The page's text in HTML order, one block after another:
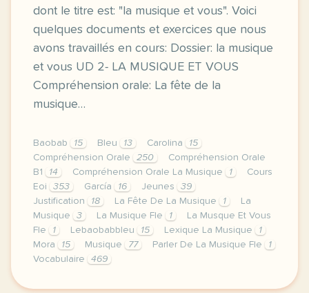
dont le titre est: "la musique et vous". Voici
quelques documents et exercices que nous
avons travaillés en cours: Dossier: la musique
et vous UD 2- LA MUSIQUE ET VOUS
Compréhension orale: La fête de la
musique…
Baobab 15 Bleu 13 Carolina
15
Compréhension Orale
250
Compréhension Orale
B1
14 Compréhension Orale La Musique 1
Cours
Eoi
353 García 16 Jeunes
39
Justification
18 La Fête De La Musique 1
La
Musique
3 La Musique Fle 1
La Musque Et Vous
Fle
1 Lebaobabbleu 15 Lexique La Musique
1
Mora
15 Musique 77 Parler De La Musique Fle
1
Vocabulaire
469
image pixabay comcette derniere semaine de